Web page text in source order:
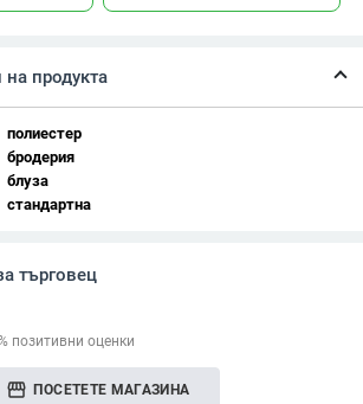
продукта
полиестер
бродерия
блуза
стандартна
търговец
позитивни оценки
storefront ПОСЕТЕТЕ МАГАЗИНА